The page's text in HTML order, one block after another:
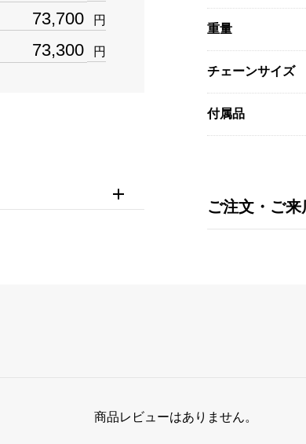
円
円
重量
チェーンサイズ
付属品
ご注文・ご
商品レビューはありません。